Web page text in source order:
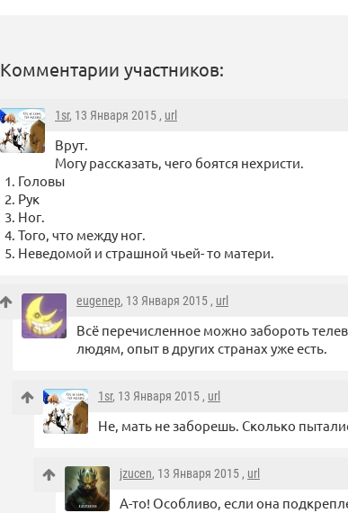
Комментарии участников:
1sr, 13 Января 2015 , url
Врут.
Могу рассказать, чего боятся нехристи.
1. Головы
2. Рук
3. Ног.
4. Того, что между ног.
5. Неведомой и страшной чьей- то матери.
eugenep, 13 Января 2015 , url
Всё перечисленное можно забороть
людям, опыт в других странах уже есть.
1sr, 13 Января 2015 , url
Не, мать не заборешь. Сколько
jzucen, 13 Января 2015 , url
А-то! Особливо, если она